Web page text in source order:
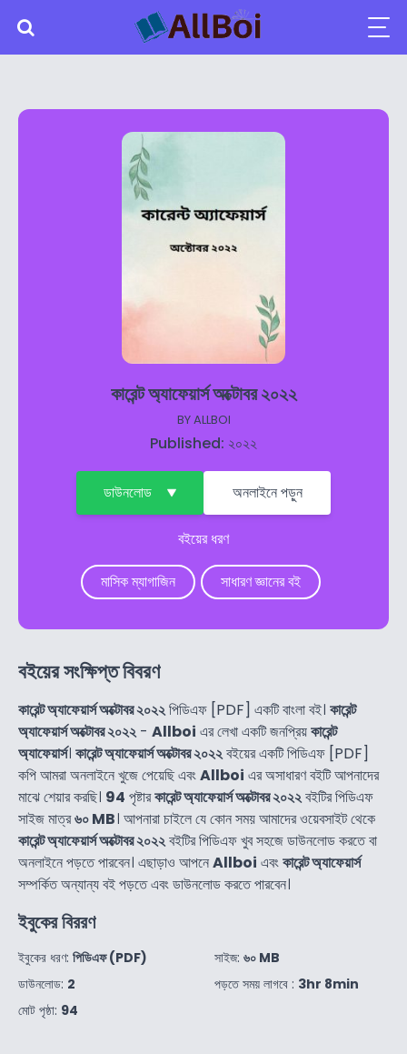
কারেন্ট অ্যাফেয়ার্স অক্টোবর ২০২২
BYALLBOI
Published: ২০২২
ডাউনলোড অনলাইনে পড়ুন
বইয়ের ধরণ
মাসিক ম্যাগাজিন সাধারণ জ্ঞানের বই
বইয়ের সংক্ষিপ্ত বিবরণ
কারেন্ট অ্যাফেয়ার্স অক্টোবর ২০২২পিডিএফ [PDF] একটি বাংলা বই। কারেন্ট
অ্যাফেয়ার্স অক্টোবর ২০২২- Allboi এর লেখা একটি জনপ্রিয়কারেন্ট
অ্যাফেয়ার্স। কারেন্ট অ্যাফেয়ার্স অক্টোবর ২০২২বইয়ের একটি পিডিএফ [PDF]
কপি আমরা অনলাইনে খুজে পেয়েছি এবংAllboi এর অসাধারণ বইটি আপনাদের
মাঝে শেয়ার করছি। 94 পৃষ্টারকারেন্ট অ্যাফেয়ার্স অক্টোবর ২০২২বইটির পিডিএফ
সাইজ মাত্র৬০ MB। আপনারা চাইলে যে কোন সময় আমাদের ওয়েবসাইট থেকে
কারেন্ট অ্যাফেয়ার্স অক্টোবর ২০২২বইটির পিডিএফ খুব সহজে ডাউনলোড করতে বা
অনলাইনে পড়তে পারবেন। এছাড়াও আপনেAllboi এবংকারেন্ট অ্যাফেয়ার্স
সম্পর্কিত অন্যান্য বই পড়তে এবং ডাউনলোড করতে পারবেন।
ইবুকের বিররণ
ইবুকের ধরণ: পিডিএফ (PDF)
ডাউনলোড: 2
মোট পৃষ্ঠা: 94
সাইজ: ৬০ MB
পড়তে সময় লাগবে : 3hr 8min